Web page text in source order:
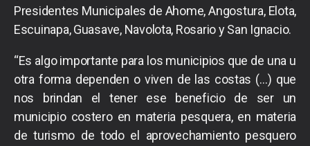
Presidentes Municipales de Ahome, Angostura, Elota,
Escuinapa, Guasave, Navolota, Rosario y San Ignacio.
“Es algo importante para los municipios que de una u
otra forma dependen o viven de las costas (…) que
nos brindan el tener ese beneficio de ser un
municipio costero en materia pesquera, en materia
de turismo de todo el aprovechamiento pesquero